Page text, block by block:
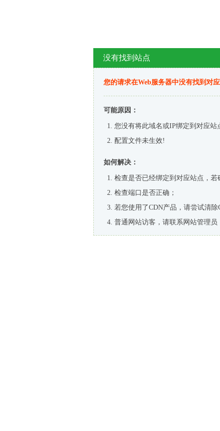
没有找到站点
您的请求在Web服务器中没有找到对
可能原因：
您没有将此域名或IP绑定到对应站
配置文件未生效!
如何解决：
检查是否已经绑定到对应站点，
检查端口是否正确；
若您使用了CDN产品，请尝试清除
普通网站访客，请联系网站管理员